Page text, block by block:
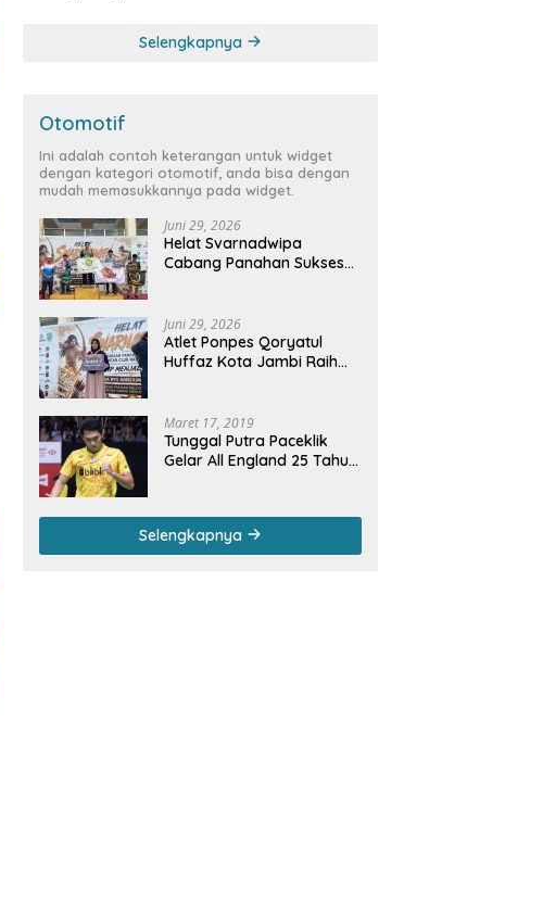
Selengkapnya
Otomotif
Ini adalah contoh keterangan untuk widget
dengan kategori otomotif, anda bisa dengan
mudah memasukkannya pada widget.
Juni 29, 2026
Helat Svarnadwipa
Cabang Panahan Sukses
Apresiasi
Juni 29, 2026
Atlet Ponpes Qoryatul
Huffaz Kota Jambi Raih
Maret 17, 2019
Tunggal Putra Paceklik
Gelar All England 25 Tahun,
Selengkapnya